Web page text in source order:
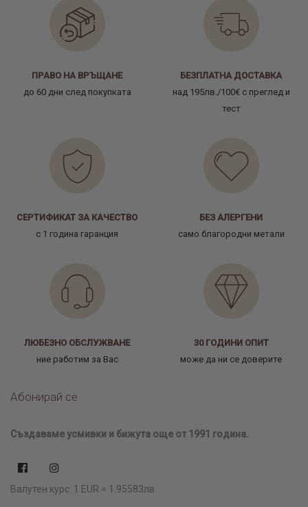
ПРАВО НА ВРЪЩАНЕ
до 60 дни след покупката
БЕЗПЛАТНА ДОСТАВКА
над 195лв./100€ с преглед и
тест
СЕРТИФИКАТ ЗА КАЧЕСТВО
с 1 година гаранция
БЕЗ АЛЕРГЕНИ
само благородни метали
ЛЮБЕЗНО ОБСЛУЖВАНЕ
ние работим за Вас
30 ГОДИНИ ОПИТ
може да ни се доверите
Абонирай се
Създаваме усмивки и бижута още от 1991 година.
Валутен курс: 1 EUR = 1.95583лв.